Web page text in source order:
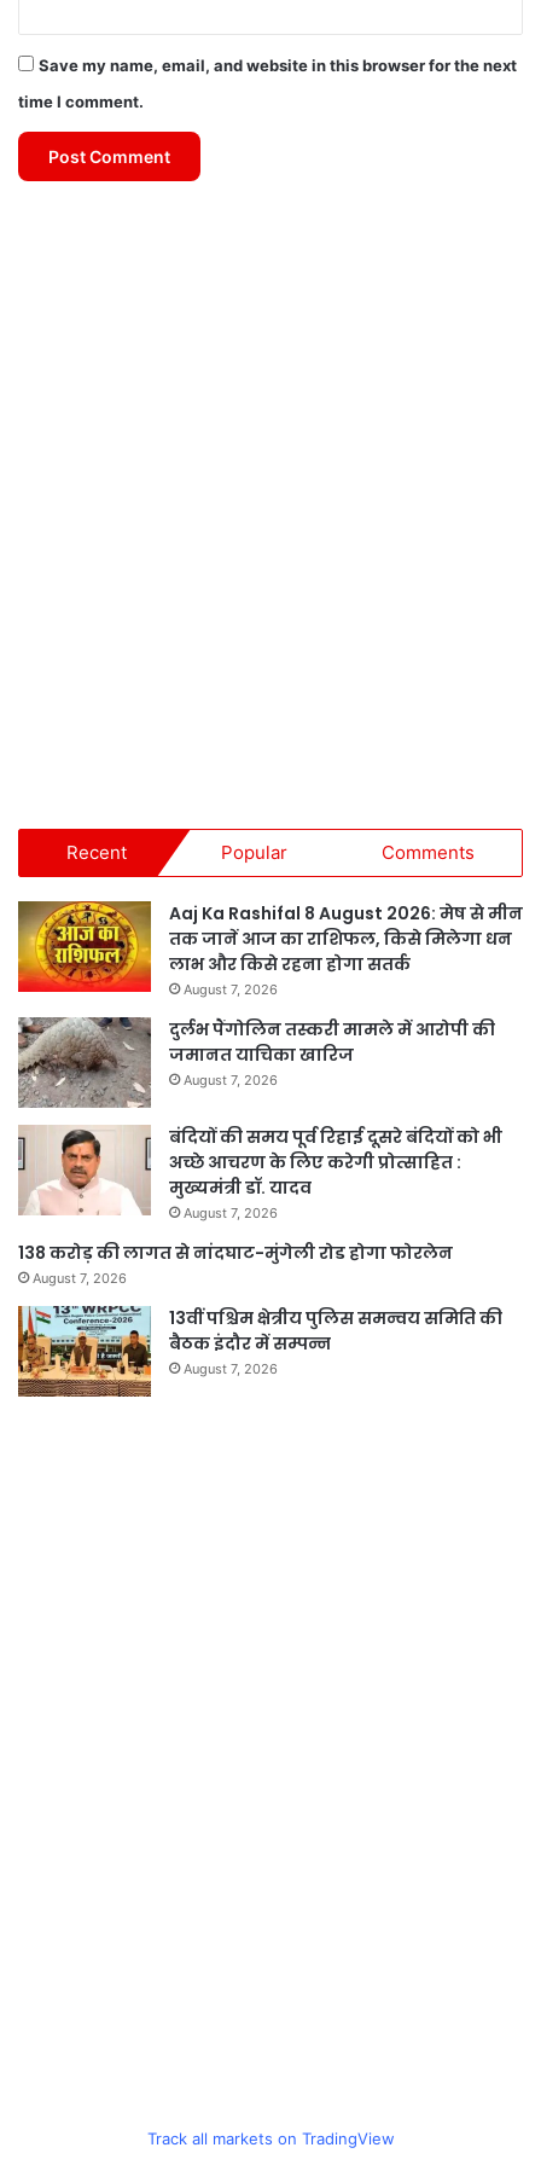
Save my name, email, and website in this browser for the next
time I comment.
Recent Popular Comments
Aaj Ka Rashifal 8 August 2026: मेष से मीन
तक जानें आज का राशिफल, किसे मिलेगा धन
लाभ और किसे रहना होगा सतर्क
August 7, 2026
दुर्लभ पैंगोलिन तस्करी मामले में आरोपी की
जमानत याचिका खारिज
August 7, 2026
बंदियों की समय पूर्व रिहाई दूसरे बंदियों को भी
अच्छे आचरण के लिए करेगी प्रोत्साहित :
मुख्यमंत्री डॉ. यादव
August 7, 2026
138 करोड़ की लागत से नांदघाट-मुंगेली रोड होगा फोरलेन
August 7, 2026
13वीं पश्चिम क्षेत्रीय पुलिस समन्वय समिति की
बैठक इंदौर में सम्पन्न
August 7, 2026
Track all markets on TradingView